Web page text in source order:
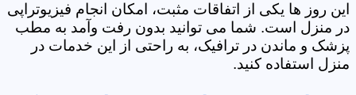
این روز ها یکی از اتفاقات مثبت، امکان انجام فیزیوتراپی
در منزل است. شما می توانید بدون رفت وآمد به مطب
پزشک و ماندن در ترافیک، به راحتی از این خدمات در
منزل استفاده کنید.